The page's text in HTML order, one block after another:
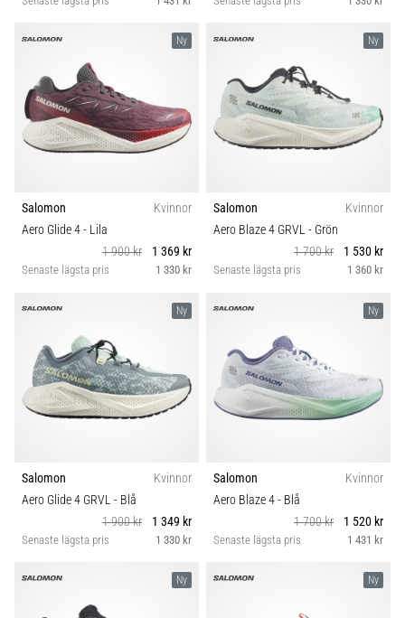
Ny
Salomon
Kvinnor
Aero Glide 4- Lila
1 900 kr
1 369 kr
Senaste lägsta pris 1 330 kr
Ny
Salomon
Kvinnor
Aero Blaze 4 GRVL - Grön
1 700 kr
1 530 kr
Senaste lägsta pris 1 360 kr
Ny
Salomon
Kvinnor
Aero Glide 4 GRVL - Blå
1 900 kr
1 349 kr
Senaste lägsta pris 1 330 kr
Ny
Salomon
Kvinnor
Aero Blaze 4- Blå
1 700 kr
1 520 kr
Senaste lägsta pris 1 431 kr
Ny Ny